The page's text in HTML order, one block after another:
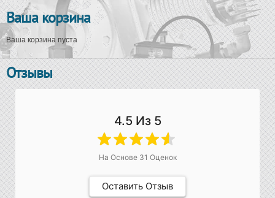
Ваша корзина
Ваша корзина пуста
Отзывы
4.5Из 5
На Основе 31 Оценок
Оставить Отзыв